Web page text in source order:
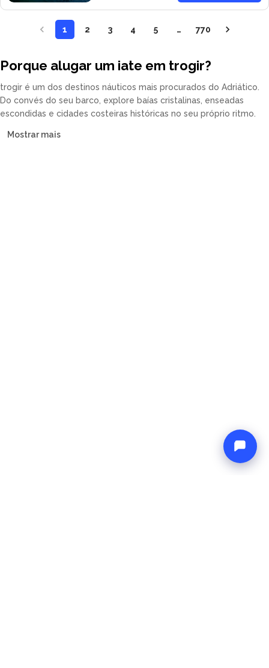
1 2 3 4 5 … 770
Porque alugar um iate em trogir?
trogir é um dos destinos náuticos mais procurados do Adriático.
Do convés do seu barco, explore baías cristalinas, enseadas
escondidas e cidades costeiras históricas no seu próprio ritmo.
Mostrar mais